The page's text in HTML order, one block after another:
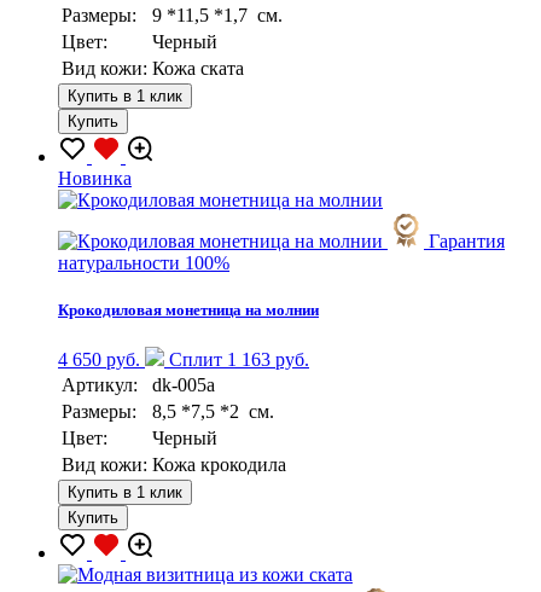
Размеры:
9 *11,5 *1,7 см.
Цвет:
Черный
Вид кожи: Кожа ската
Купить в 1 клик
Купить
Новинка
Гарантия
натуральности 100%
Крокодиловая монетница на молнии
4 650 руб.
Сплит 1 163 руб.
Артикул:
dk-005a
Размеры:
8,5 *7,5 *2 см.
Цвет:
Черный
Вид кожи: Кожа крокодила
Купить в 1 клик
Купить